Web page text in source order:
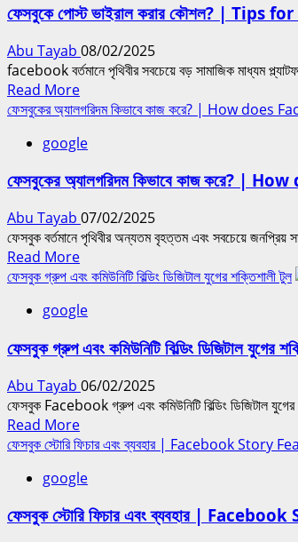
নতুন
ফেসবুকে পোস্ট ভাইরাল করার কৌশল? |
Abu Tayab 08/02/2025
facebook বর্তমানে পৃথিবীর সবচেয়ে বড় সামাজিক মাধ্যম
Read MoreRead
more
ফেসবুকে
ভাইরাল
কৌশল?
|
Tips
for
making
posts
go
viral
on
Facebook
ফেসবুকের অ্যালগরিদম কিভাবে কাজ করে? | How
google
ফেসবুকের অ্যালগরিদম কিভাবে কাজ করে?
Abu Tayab 07/02/2025
ফেসবুক বর্তমানে পৃথিবীর অন্যতম বৃহত্তম এবং সবচেয়ে জনপ্রিয়
Read MoreRead
more
ফেসবুকের
কিভাবে
করে?
|
How
does
Facebook’s
algorithm
work?
ফেসবুক গ্রুপ এবং কমিউনিটি বিল্ডিং ডিজিটাল যুগের শক্তিশালী টুল
google
ফেসবুক গ্রুপ এবং কমিউনিটি বিল্ডিং ডিজিটাল যুগের
Abu Tayab 06/02/2025
ফেসবুক Facebook গ্রুপ এবং কমিউনিটি বিল্ডিং ডিজিটাল যুগের
Read MoreRead
more
ফেসবুক
এবং
ফেসবুক স্টোরি ফিচার এবং ব্যবহার | Facebook Story
google
ফেসবুক স্টোরি ফিচার এবং ব্যবহার |